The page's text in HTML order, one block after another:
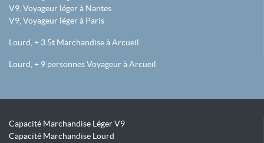
V9, Voyageur léger à Nantes
V9, Voyageur léger à Paris
Lourd, + 3.5t Marchandise à Arcueil
Lourd, + 9 personnes Voyageur à Arcueil
Capacité Marchandise Léger V9
Capacité Marchandise Lourd